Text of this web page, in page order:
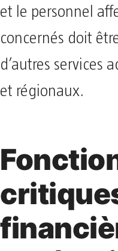
et le personnel
concernés doit
d’autres services
et régionaux.